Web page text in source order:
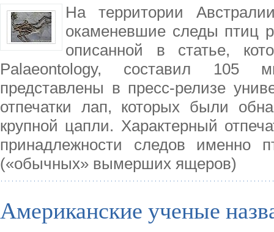
На территории
окаменевшие следы птиц
описанной в статье,
Palaeontology, составил 105
представлены в пресс-релизе
отпечатки лап, которых были
крупной цапли. Характерный
принадлежности следов именно
(«обычных» вымерших ящеров)
Американские ученые